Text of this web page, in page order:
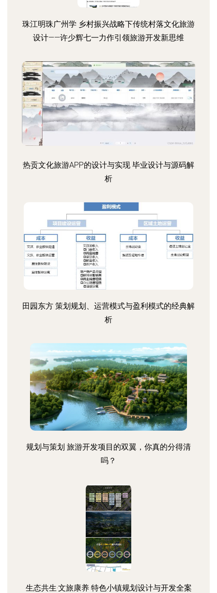
珠江明珠广州学 乡村振兴战略下传统村落文化旅游
设计——许少辉七一力作引领旅游开发新思维
热贡文化旅游APP的设计与实现 毕业设计与源码解
析
田园东方 策划规划、运营模式与盈利模式的经典解
析
规划与策划 旅游开发项目的双翼，你真的分得清
吗？
生态共生·文旅康养 特色小镇规划设计与开发全案